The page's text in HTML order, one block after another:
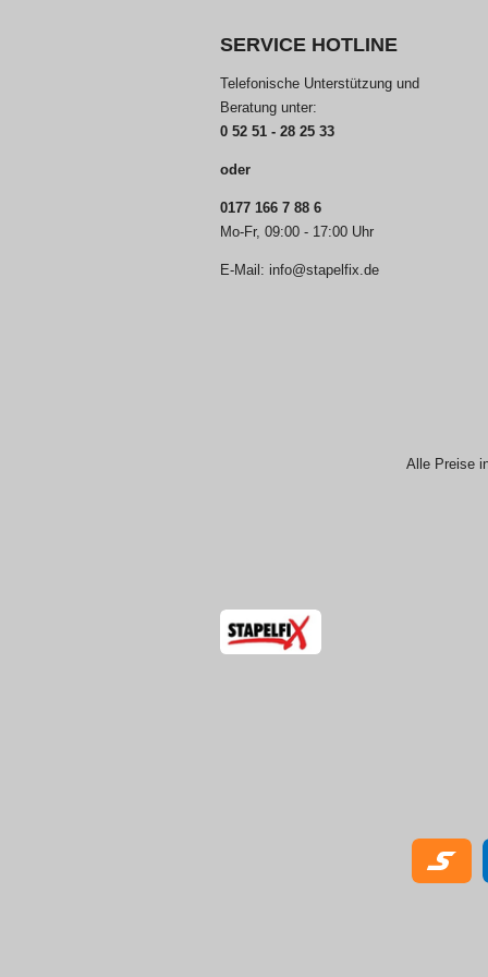
SERVICE HOTLINE
Telefonische Unterstützung und
Beratung unter:
0 52 51 - 28 25 33
oder
0177 166 7 88 6
Mo-Fr, 09:00 - 17:00 Uhr
E-Mail: info@stapelfix.de
Alle Preise